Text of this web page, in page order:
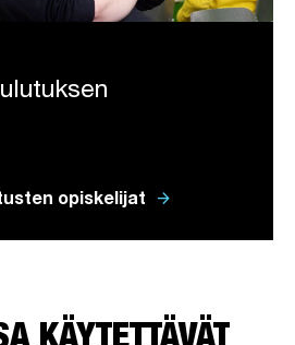
opiskelijat arrow_forward